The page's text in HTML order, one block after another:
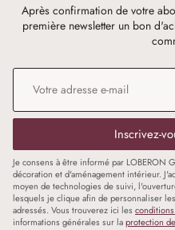
Après confirmation de votre
première newsletter un bon
Adresse e-mail
Inscrivez-
Je consens à être informé par LOBERON
décoration et d'aménagement intérieur.
moyen de technologies de suivi,
lesquels je clique afin de personnaliser
adressés. Vous trouverez ici les
informations générales sur laprotection